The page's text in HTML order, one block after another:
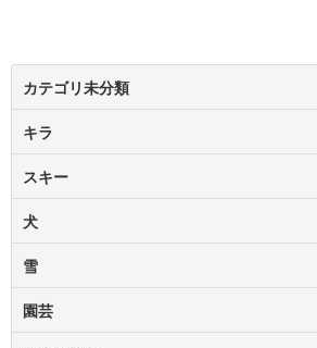
カテゴリ未分類
キラ
スキー
犬
雪
園芸